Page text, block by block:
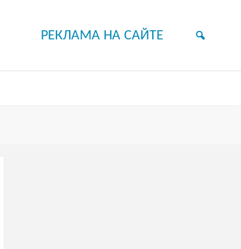
РЕКЛАМА НА САЙТЕ